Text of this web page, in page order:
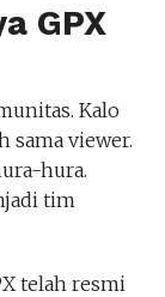
GPX
Kalo
sama viewer.
hura.
tim
telah resmi